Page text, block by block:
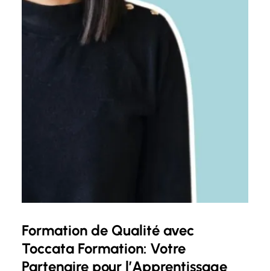
Formation de Qualité avec
Toccata Formation: Votre
Partenaire pour l’Apprentissage